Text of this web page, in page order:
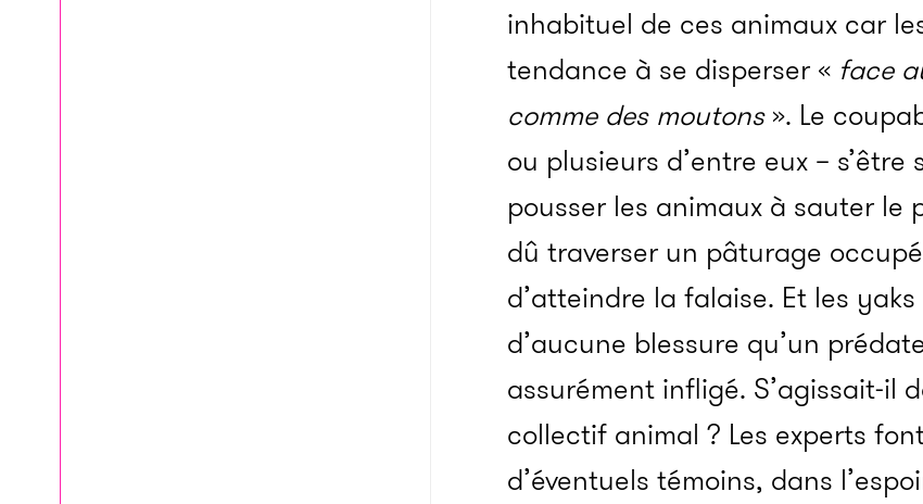
inhabituel de ces animaux car
tendance à se disperser « face
comme des moutons». Le
ou plusieurs d’entre eux –
pousser les animaux à sauter le
dû traverser un pâturage
d’atteindre la falaise. Et les
d’aucune blessure qu’un
assurément infligé. S’agissait-il
collectif animal ? Les experts
d’éventuels témoins, dans